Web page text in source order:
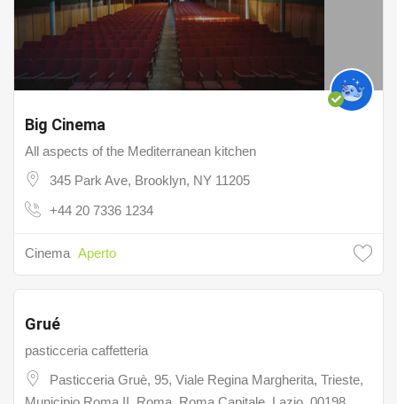
Big Cinema
All aspects of the Mediterranean kitchen
345 Park Ave, Brooklyn, NY 11205
+44 20 7336 1234
Cinema Aperto
Grué
pasticceria caffetteria
Pasticceria Gruè, 95, Viale Regina Margherita, Trieste,